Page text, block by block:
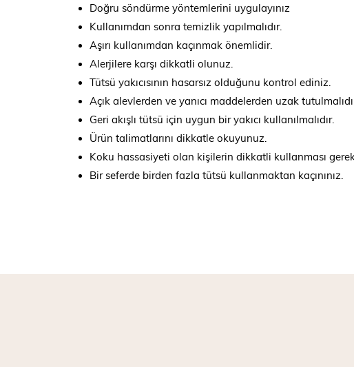
Doğru söndürme yöntemlerini uygulayınız
Kullanımdan sonra temizlik yapılmalıdır.
Aşırı kullanımdan kaçınmak önemlidir.
Alerjilere karşı dikkatli olunuz.
Tütsü yakıcısının hasarsız olduğunu kontrol ediniz.
Açık alevlerden ve yanıcı maddelerden uzak
Geri akışlı tütsü için uygun bir yakıcı kullanılmalıdır.
Ürün talimatlarını dikkatle okuyunuz.
Koku hassasiyeti olan kişilerin dikkatli kullanması
Bir seferde birden fazla tütsü kullanmaktan kaçınınız.